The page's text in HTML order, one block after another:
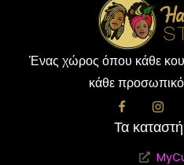
Ένας χώρος όπου κάθε
κάθε
Τα